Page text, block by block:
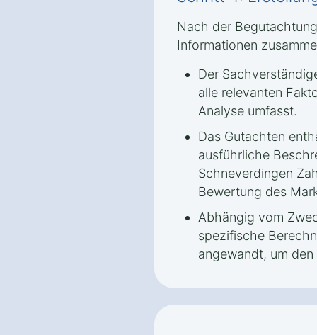
Nach der
Informationen
Der
alle relevanten
Analyse umfasst.
Das Gutachten
ausführliche
Schneverdingen
Bewertung des
Abhängig vom
spezifische
angewandt, um